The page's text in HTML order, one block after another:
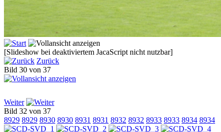
[Slideshow bei deaktiviertem JacaScript nicht nutzbar]
Zurück
Bild 30 von 37
Weiter
Bild 32 von 37
8929 8929 8930 8930 8931 8931 8932 8932 8933 8933 8934 8934